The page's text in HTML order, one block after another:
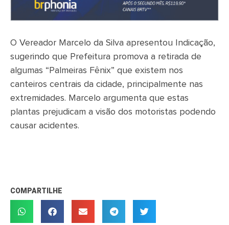
O Vereador Marcelo da Silva apresentou Indicação,
sugerindo que Prefeitura promova a retirada de
algumas “Palmeiras Fênix” que existem nos
canteiros centrais da cidade, principalmente nas
extremidades. Marcelo argumenta que estas
plantas prejudicam a visão dos motoristas podendo
causar acidentes.
COMPARTILHE